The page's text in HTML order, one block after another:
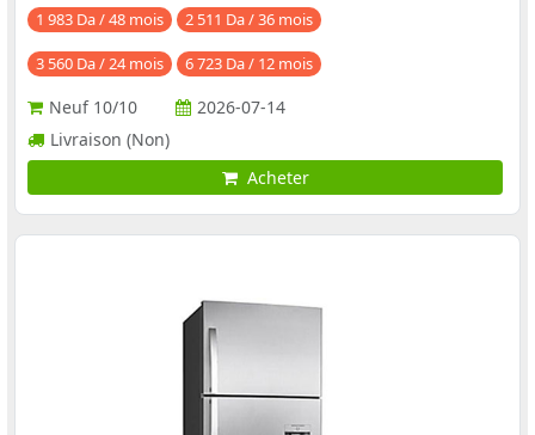
1 983 Da / 48 mois 2 511 Da / 36 mois
3 560 Da / 24 mois 6 723 Da / 12 mois
Neuf 10/10
2026-07-14
Livraison (Non)
Acheter